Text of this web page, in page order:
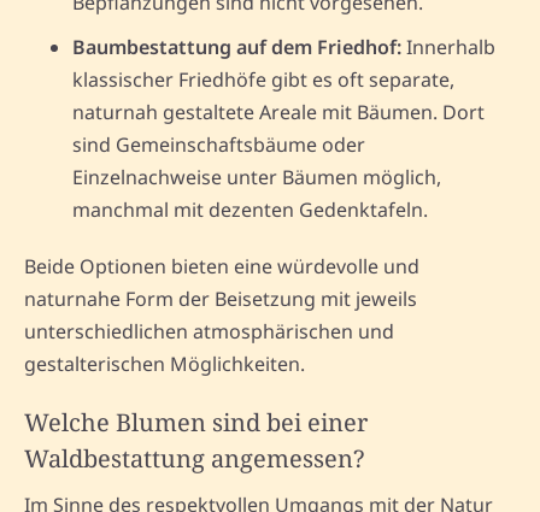
Baumbestattung auf dem Friedhof:Innerhalb
klassischer Friedhöfe gibt es oft separate,
naturnah gestaltete Areale mit Bäumen. Dort
sind Gemeinschaftsbäume oder
Einzelnachweise unter Bäumen möglich,
manchmal mit dezenten Gedenktafeln.
Beide Optionen bieten eine würdevolle und
naturnahe Form der Beisetzung mit jeweils
unterschiedlichen atmosphärischen und
gestalterischen Möglichkeiten.
Welche Blumen sind bei einer
Waldbestattung angemessen?
Im Sinne des respektvollen Umgangs mit der Natur